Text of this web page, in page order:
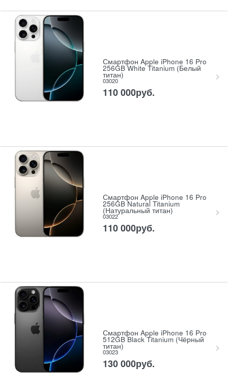
Смартфон Apple iPhone 16 Pro
256GB White Titanium (Белый
титан)
03020
110 000руб.
Смартфон Apple iPhone 16 Pro
256GB Natural Titanium
(Натуральный титан)
03022
110 000руб.
Смартфон Apple iPhone 16 Pro
512GB Black Titanium (Чёрный
титан)
03023
130 000руб.